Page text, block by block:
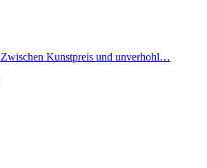
Kunstpreis und unverhohl…